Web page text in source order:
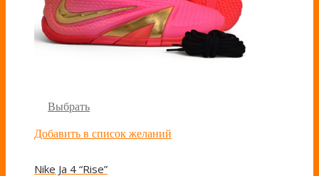
Выбрать
Добавить в список желаний
Nike Ja 4 “Rise”